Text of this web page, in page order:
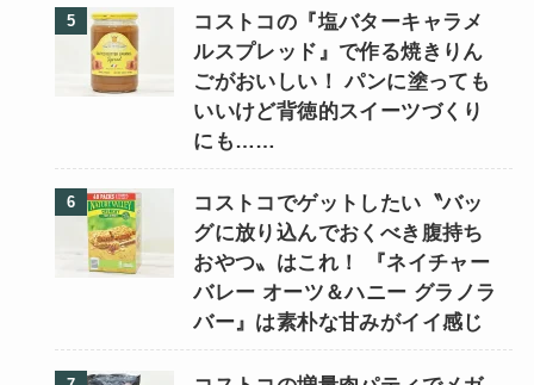
コストコの『塩バターキャラメ
ルスプレッド』で作る焼きりん
ごがおいしい！ パンに塗っても
いいけど背徳的スイーツづくり
にも……
コストコでゲットしたい〝バッ
グに放り込んでおくべき腹持ち
おやつ〟はこれ！ 『ネイチャー
バレー オーツ＆ハニー グラノラ
バー』は素朴な甘みがイイ感じ